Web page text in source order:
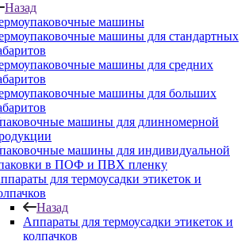
Назад
машины
машины для стандартных
машины для средних
машины для больших
машины для длинномерной
машины для индивидуальной
в ПОФ и ПВХ пленку
для термоусадки этикеток и
Назад
Аппараты для термоусадки этикеток и
колпачков